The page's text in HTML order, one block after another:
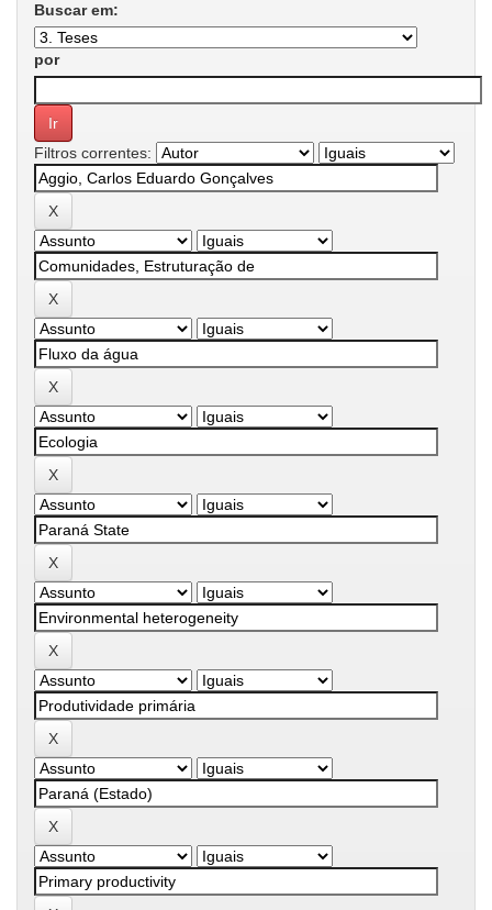
Buscar em:
por
Filtros correntes: